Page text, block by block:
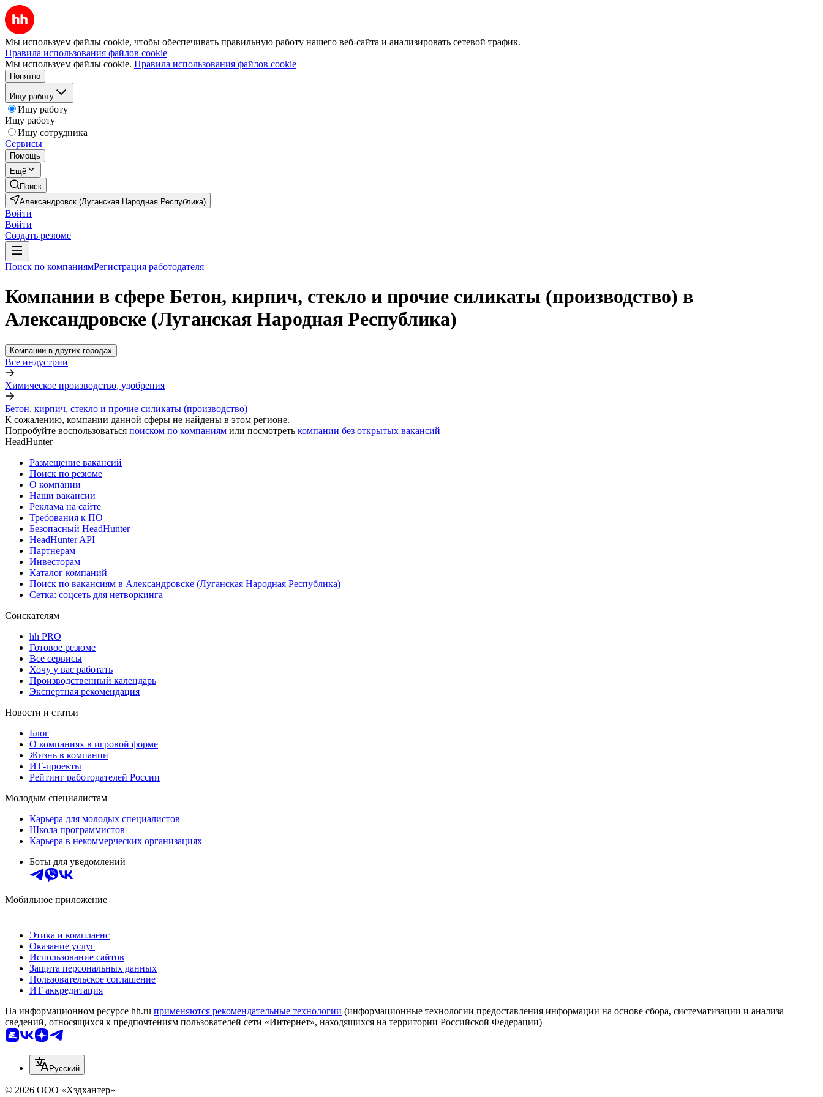
Мы используем файлы cookie, чтобы обеспечивать правильную работу нашего веб-сайта и анализировать сетевой трафик.
Правила использования файлов cookie
Мы используем файлы cookie. Правила использования файлов cookie
Понятно
Ищу работу
Ищу работу
Ищу работу
Ищу сотрудника
Сервисы
Помощь
Ещё
Поиск
Александровск (Луганская Народная Республика)
Войти
Войти
Создать резюме
Поиск по компаниямРегистрация работодателя
Компании в сфере Бетон, кирпич, стекло и прочие силикаты (производство) в
Александровске (Луганская Народная Республика)
Компании в других городах
Все индустрии
Химическое производство, удобрения
Бетон, кирпич, стекло и прочие силикаты (производство)
К сожалению, компании данной сферы не найдены в этом регионе.
Попробуйте воспользоваться поиском по компаниям или посмотреть компании без открытых вакансий
HeadHunter
Размещение вакансий
Поиск по резюме
О компании
Наши вакансии
Реклама на сайте
Требования к ПО
Безопасный HeadHunter
HeadHunter API
Партнерам
Инвесторам
Каталог компаний
Поиск по вакансиям в Александровске (Луганская Народная Республика)
Сетка: соцсеть для нетворкинга
Соискателям
hh PRO
Готовое резюме
Все сервисы
Хочу у вас работать
Производственный календарь
Экспертная рекомендация
Новости и статьи
Блог
О компаниях в игровой форме
Жизнь в компании
ИТ-проекты
Рейтинг работодателей России
Молодым специалистам
Карьера для молодых специалистов
Школа программистов
Карьера в некоммерческих организациях
Боты для уведомлений
Мобильное приложение
Этика и комплаенс
Оказание услуг
Использование сайтов
Защита персональных данных
Пользовательское соглашение
ИТ аккредитация
На информационном ресурсе hh.ru применяются рекомендательные технологии (информационные технологии предоставления информации на основе сбора, систематизации и анализа
сведений, относящихся к предпочтениям пользователей сети «Интернет», находящихся на территории Российской Федерации)
Русский
© 2026 ООО «Хэдхантер»